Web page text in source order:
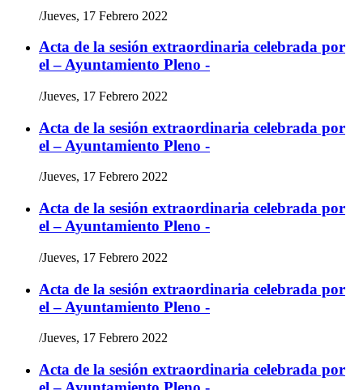
/Jueves, 17 Febrero 2022
Acta de la sesión extraordinaria celebrada por
el – Ayuntamiento Pleno -
/Jueves, 17 Febrero 2022
Acta de la sesión extraordinaria celebrada por
el – Ayuntamiento Pleno -
/Jueves, 17 Febrero 2022
Acta de la sesión extraordinaria celebrada por
el – Ayuntamiento Pleno -
/Jueves, 17 Febrero 2022
Acta de la sesión extraordinaria celebrada por
el – Ayuntamiento Pleno -
/Jueves, 17 Febrero 2022
Acta de la sesión extraordinaria celebrada por